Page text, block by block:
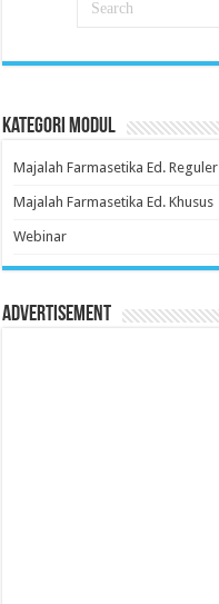
Kategori Modul
Majalah Farmasetika Ed. Reguler
Majalah Farmasetika Ed. Khusus
Webinar
Advertisement